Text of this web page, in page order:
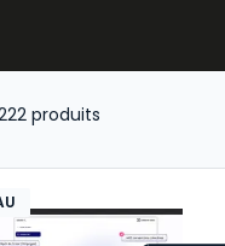
produits